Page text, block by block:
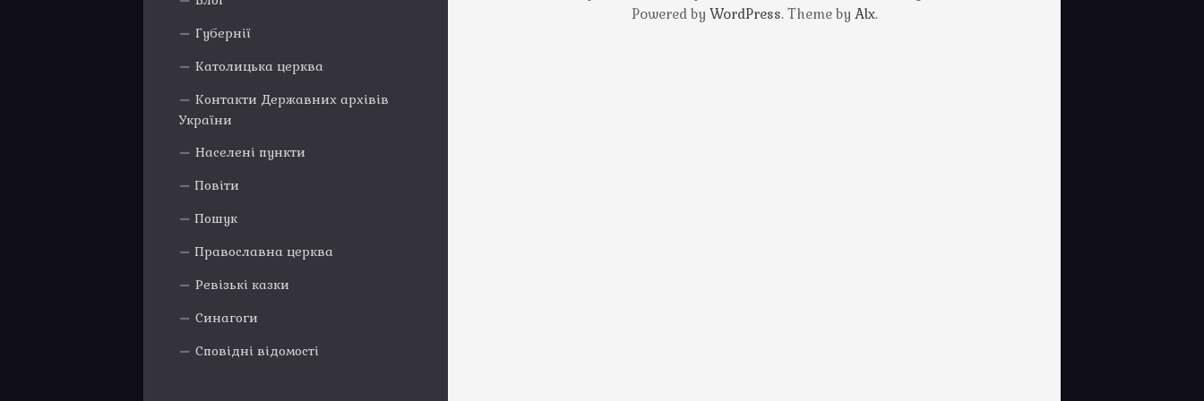
Губернії
Католицька церква
Контакти Державних архівів
України
Населені пункти
Повіти
Пошук
Православна церква
Ревізькі казки
Синагоги
Сповідні відомості
Powered by WordPress. Theme by Alx.